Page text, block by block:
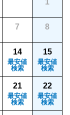
1
7 8
14
最安値
検索
15
最安値
検索
21
最安値
検索
22
最安値
検索